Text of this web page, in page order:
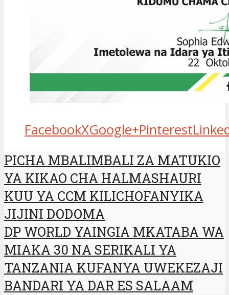
FacebookXGoogle+Pinterest
PICHA MBALIMBALI ZA MATUKIO
YA KIKAO CHA HALMASHAURI
KUU YA CCM KILICHOFANYIKA
JIJINI DODOMA
DP WORLD YAINGIA MKATABA WA
MIAKA 30 NA SERIKALI YA
TANZANIA KUFANYA UWEKEZAJI
BANDARI YA DAR ES SALAAM